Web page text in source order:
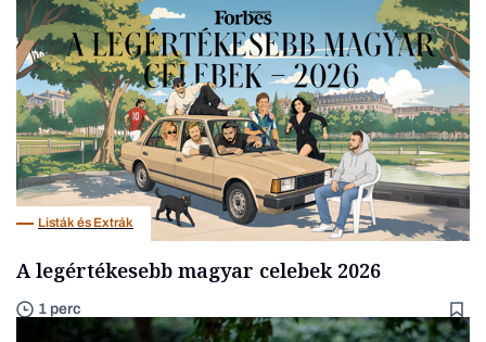
Listák és Extrák
A legértékesebb magyar celebek 2026
1 perc